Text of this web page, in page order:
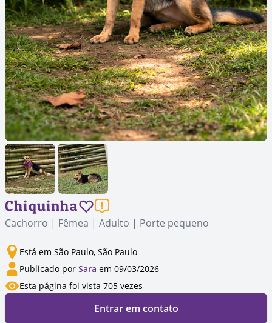
Chiquinha
Cachorro | Fêmea | Adulto | Porte pequeno
Está em São Paulo, São Paulo
Publicado por Sara em 09/03/2026
Esta página foi vista 705 vezes
Entrar em contato